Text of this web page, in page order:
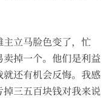
立马脸色变了，忙
掉一个。他们是利益
还有机会反悔。我感
三五百块钱对我来说